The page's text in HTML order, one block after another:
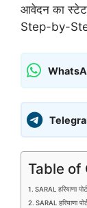
आवेदन का
Step-by-
Table of
SARAL हरियाणा
SARAL हरियाणा